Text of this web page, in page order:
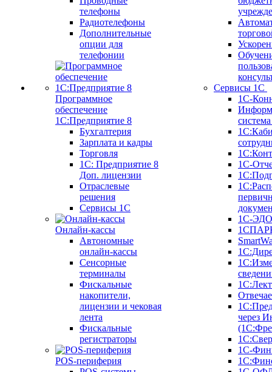
телефоны
Радиотелефоны
Дополнительные
опции для
телефонии
Программное
обеспечение
1С:Предприятие 8
Бухгалтерия
Зарплата и кадры
Торговля
1C: Предприятие 8
Доп. лицензии
Отраслевые
решения
Сервисы 1С
Онлайн-кассы
Автономные
онлайн-кассы
Сенсорные
терминалы
Фискальные
накопители,
лицензии и чековая
лента
Фискальные
регистраторы
POS-периферия
Сервисы 1С
1С-
1С-
1С-ЭДО
через
1С-